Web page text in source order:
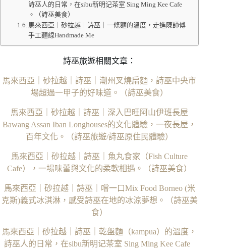
詩巫人的日常，在sibu新明记茶室 Sing Ming Kee Cafe
。（詩巫美食）
馬來西亞｜砂拉越｜詩巫｜一條麵的溫度，走進陳師傅
手工麵線Handmade Me
詩巫旅遊相關文章：
馬來西亞｜砂拉越｜詩巫｜潮州叉燒扁麵，詩巫中央市
場超過一甲子的好味道。（詩巫美食）
馬來西亞｜砂拉越｜詩巫｜深入巴旺阿山伊班長屋
Bawang Assan Iban Longhouses的文化體驗，一夜長屋，
百年文化。（詩巫旅遊/詩巫原住民體驗）
馬來西亞｜砂拉越｜詩巫｜魚丸食家（Fish Culture
Cafe），一場味蕾與文化的柔軟相遇。（詩巫美食）
馬來西亞｜砂拉越｜詩巫｜嚐一口Mix Food Borneo (米
克斯)義式冰淇淋，感受詩巫在地的冰涼夢想。（詩巫美
食）
馬來西亞｜砂拉越｜詩巫｜乾盤麵（kampua）的溫度，
詩巫人的日常，在sibu新明记茶室 Sing Ming Kee Cafe